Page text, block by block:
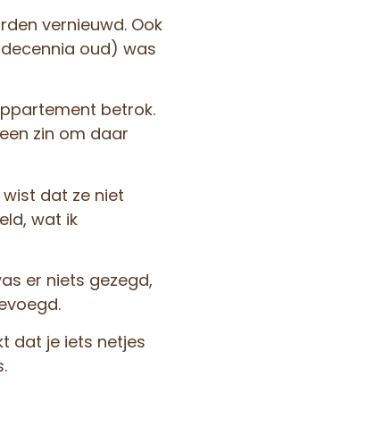
vernieuwd. Ook
oud) was
betrok.
zin om daar
dat ze niet
wat ik
er niets gezegd,
dat je iets netjes